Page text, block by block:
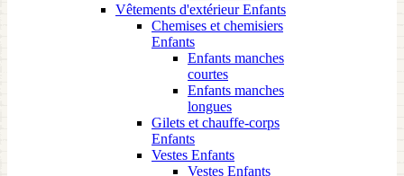
Vêtements d'extérieur Enfants
Chemises et chemisiers
Enfants
Enfants manches
courtes
Enfants manches
longues
Gilets et chauffe-corps
Enfants
Vestes Enfants
Vestes Enfants